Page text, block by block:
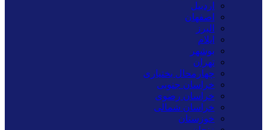
اردبیل
اصفهان
البرز
ایلام
بوشهر
تهران
چهارمحال بختیاری
خراسان جنوبی
خراسان رضوی
خراسان شمالی
خوزستان